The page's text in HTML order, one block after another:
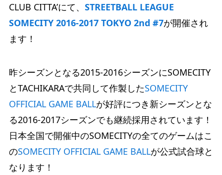
CLUB CITTA’にて、 STREETBALL LEAGUE
SOMECITY 2016-2017 TOKYO 2nd #7が開催され
ます！
昨シーズンとなる2015-2016シーズンにSOMECITY
とTACHIKARAで共同して作製したSOMECITY
OFFICIAL GAME BALLが好評につき新シーズンとな
る2016-2017シーズンでも継続採用されています！
日本全国で開催中のSOMECITYの全てのゲームはこ
のSOMECITY OFFICIAL GAME BALLが公式試合球と
なります！